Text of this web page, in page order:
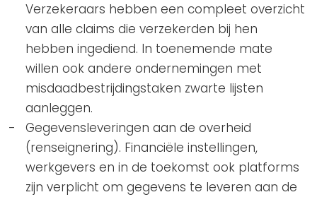
Verzekeraars hebben een compleet overzicht
van alle claims die verzekerden bij hen
hebben ingediend. In toenemende mate
willen ook andere ondernemingen met
misdaadbestrijdingstaken zwarte lijsten
aanleggen.
Gegevensleveringen aan de overheid
(renseignering). Financiële instellingen,
werkgevers en in de toekomst ook platforms
zijn verplicht om gegevens te leveren aan de